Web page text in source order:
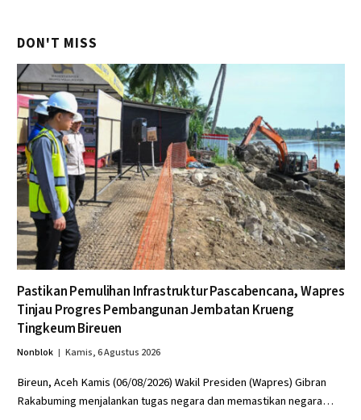
DON'T MISS
Pastikan Pemulihan Infrastruktur Pascabencana, Wapres
Tinjau Progres Pembangunan Jembatan Krueng
Tingkeum Bireuen
Nonblok Kamis, 6 Agustus 2026
Bireun, Aceh Kamis (06/08/2026) Wakil Presiden (Wapres) Gibran
Rakabuming menjalankan tugas negara dan memastikan negara…